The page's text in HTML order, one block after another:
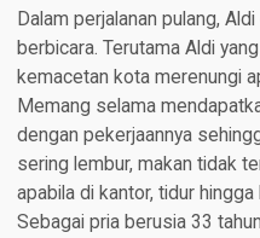
Dalam perjalanan pulang,
berbicara. Terutama Aldi
kemacetan kota merenungi
Memang selama
dengan pekerjaannya
sering lembur, makan tidak
apabila di kantor, tidur
Sebagai pria berusia 33